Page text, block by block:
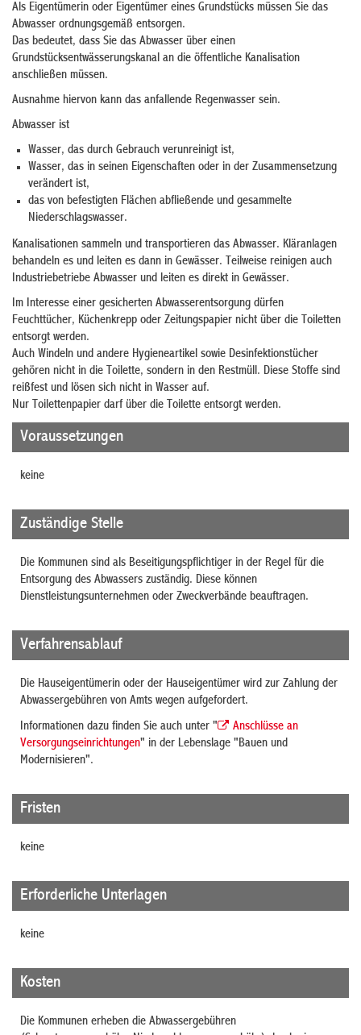
Als Eigentümerin oder Eigentümer eines Grundstücks müssen Sie das
Abwasser ordnungsgemäß entsorgen.
Das bedeutet, dass Sie das Abwasser über einen
Grundstücksentwässerungskanal an die öffentliche Kanalisation
anschließen müssen.
Ausnahme hiervon kann das anfallende Regenwasser sein.
Abwasser ist
Wasser, das durch Gebrauch verunreinigt ist,
Wasser, das in seinen Eigenschaften oder in der Zusammensetzung
verändert ist,
das von befestigten Flächen abfließende und gesammelte
Niederschlagswasser.
Kanalisationen sammeln und transportieren das Abwasser. Kläranlagen
behandeln es und leiten es dann in Gewässer. Teilweise reinigen auch
Industriebetriebe Abwasser und leiten es direkt in Gewässer.
Im Interesse einer gesicherten Abwasserentsorgung dürfen
Feuchttücher, Küchenkrepp oder Zeitungspapier nicht über die Toiletten
entsorgt werden.
Auch Windeln und andere Hygieneartikel sowie Desinfektionstücher
gehören nicht in die Toilette, sondern in den Restmüll. Diese Stoffe sind
reißfest und lösen sich nicht in Wasser auf.
Nur Toilettenpapier darf über die Toilette entsorgt werden.
Voraussetzungen
keine
Zuständige Stelle
Die Kommunen sind als Beseitigungspflichtiger in der Regel für die
Entsorgung des Abwassers zuständig. Diese können
Dienstleistungsunternehmen oder Zweckverbände beauftragen.
Verfahrensablauf
Die Hauseigentümerin oder der Hauseigentümer wird zur Zahlung der
Abwassergebühren von Amts wegen aufgefordert.
Informationen dazu finden Sie auch unter "
Anschlüsse an
Versorgungseinrichtungen" in der Lebenslage "Bauen und
Modernisieren".
Fristen
keine
Erforderliche Unterlagen
keine
Kosten
Die Kommunen erheben die Abwassergebühren